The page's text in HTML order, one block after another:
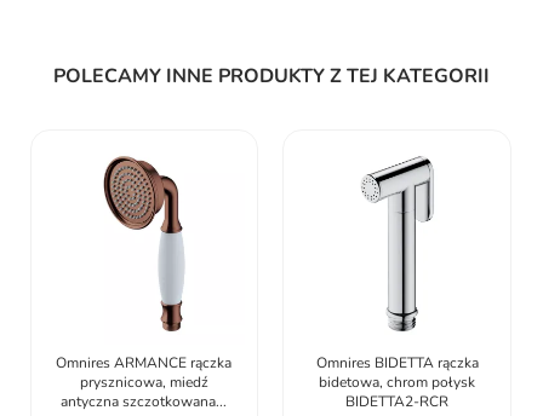
POLECAMY INNE PRODUKTY Z TEJ KATEGORII
Omnires ARMANCE rączka
prysznicowa, miedź
antyczna szczotkowana...
Omnires BIDETTA rączka
bidetowa, chrom połysk
BIDETTA2-RCR